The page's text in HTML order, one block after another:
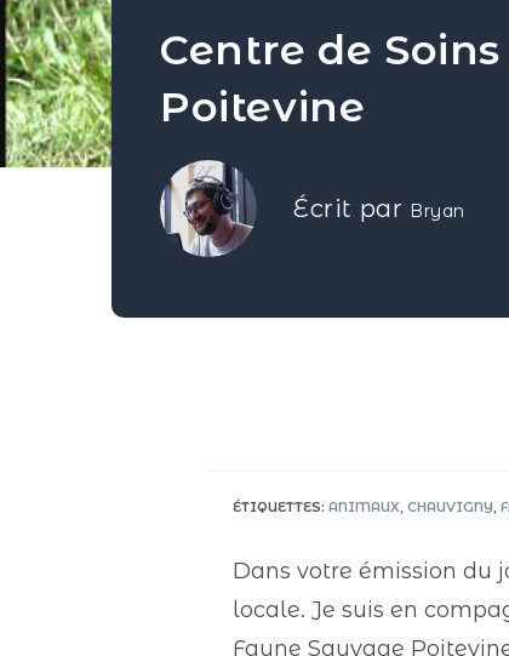
Centre de
Poitevine
Écrit par Bryan
ÉTIQUETTES: ANIMAUX, CHAUVIGNY,
Dans votre émission du
locale. Je suis en
Faune Sauvage